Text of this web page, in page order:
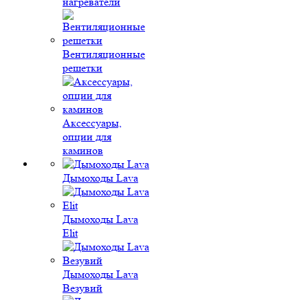
Вентиляционные
решетки
Аксессуары,
опции для
каминов
Дымоходы Lava
Дымоходы Lava
Elit
Дымоходы Lava
Везувий